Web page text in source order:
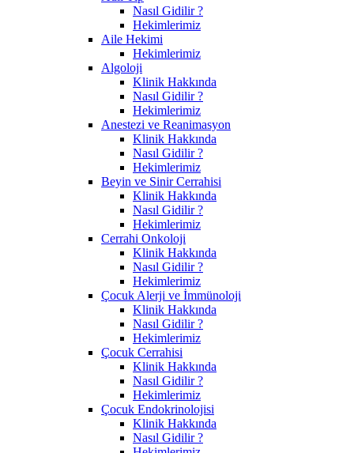
Nasıl Gidilir ?
Hekimlerimiz
Aile Hekimi
Hekimlerimiz
Algoloji
Klinik Hakkında
Nasıl Gidilir ?
Hekimlerimiz
Anestezi ve Reanimasyon
Klinik Hakkında
Nasıl Gidilir ?
Hekimlerimiz
Beyin ve Sinir Cerrahisi
Klinik Hakkında
Nasıl Gidilir ?
Hekimlerimiz
Cerrahi Onkoloji
Klinik Hakkında
Nasıl Gidilir ?
Hekimlerimiz
Çocuk Alerji ve İmmünoloji
Klinik Hakkında
Nasıl Gidilir ?
Hekimlerimiz
Çocuk Cerrahisi
Klinik Hakkında
Nasıl Gidilir ?
Hekimlerimiz
Çocuk Endokrinolojisi
Klinik Hakkında
Nasıl Gidilir ?